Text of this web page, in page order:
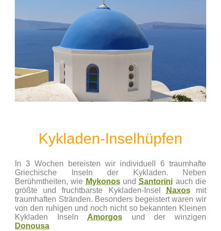
Kykladen-Inselhüpfen
In 3 Wochen bereisten wir individuell 6 traumhafte
Griechische Inseln der Kykladen. Neben
Berühmtheiten, wie MykonosundSantorini auch die
größte und fruchtbarste Kykladen-Insel
Naxosmit
traumhaften Stränden. Besonders begeistert waren wir
von den ruhigen und noch nicht so bekannten Kleinen
Kykladen Inseln Amorgos und der winzigen
Donousa